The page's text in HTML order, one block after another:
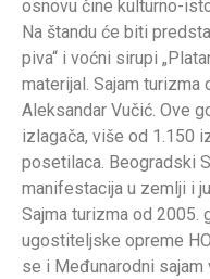
osnovu čine kulturno-
Na štandu će biti
piva“ i voćni sirupi
materijal. Sajam
Aleksandar Vučić. Ove
izlagača, više od 1.150
posetilaca. Beogradski
manifestacija u zemlji i
Sajma turizma od 2005.
ugostiteljske opreme
se i Međunarodni sajam